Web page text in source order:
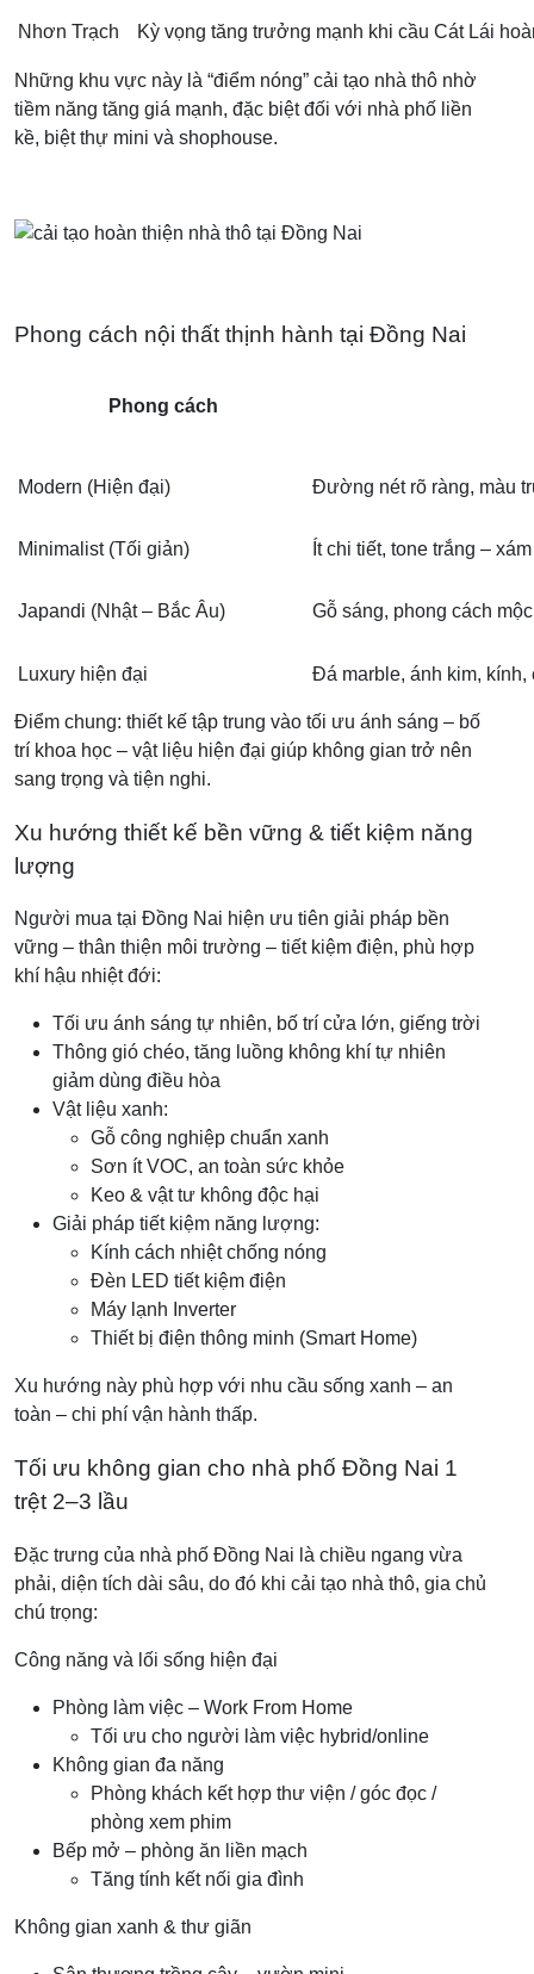
Nhơn Trạch Kỳ vọng tăng trưởng mạnh khi cầu Cát Lái
Những khu vực này là “điểm nóng” cải tạo nhà thô nhờ
tiềm năng tăng giá mạnh, đặc biệt đối với nhà phố liền
kề, biệt thự mini và shophouse.
Phong cách nội thất thịnh hành tại Đồng Nai
Phong cách
Modern (Hiện đại) Đường nét rõ ràng, màu
Minimalist (Tối giản) Ít chi tiết, tone trắng –
Japandi (Nhật – Bắc Âu) Gỗ sáng, phong cách
Luxury hiện đại Đá marble, ánh kim, kính,
Điểm chung: thiết kế tập trung vào tối ưu ánh sáng – bố
trí khoa học – vật liệu hiện đại giúp không gian trở nên
sang trọng và tiện nghi.
Xu hướng thiết kế bền vững & tiết kiệm năng
lượng
Người mua tại Đồng Nai hiện ưu tiên giải pháp bền
vững – thân thiện môi trường – tiết kiệm điện, phù hợp
khí hậu nhiệt đới:
Tối ưu ánh sáng tự nhiên, bố trí cửa lớn, giếng trời
Thông gió chéo, tăng luồng không khí tự nhiên
giảm dùng điều hòa
Vật liệu xanh:
Gỗ công nghiệp chuẩn xanh
Sơn ít VOC, an toàn sức khỏe
Keo & vật tư không độc hại
Giải pháp tiết kiệm năng lượng:
Kính cách nhiệt chống nóng
Đèn LED tiết kiệm điện
Máy lạnh Inverter
Thiết bị điện thông minh (Smart Home)
Xu hướng này phù hợp với nhu cầu sống xanh – an
toàn – chi phí vận hành thấp.
Tối ưu không gian cho nhà phố Đồng Nai 1
trệt 2–3 lầu
Đặc trưng của nhà phố Đồng Nai là chiều ngang vừa
phải, diện tích dài sâu, do đó khi cải tạo nhà thô, gia chủ
chú trọng:
Công năng và lối sống hiện đại
Phòng làm việc – Work From Home
Tối ưu cho người làm việc hybrid/online
Không gian đa năng
Phòng khách kết hợp thư viện / góc đọc /
phòng xem phim
Bếp mở – phòng ăn liền mạch
Tăng tính kết nối gia đình
Không gian xanh & thư giãn